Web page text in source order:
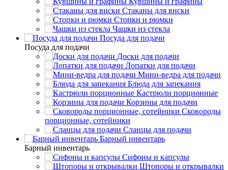
Стаканы для виски
Стопки и рюмки
Чашки из стекла
Посуда для подачи
Посуда для подачи
Доски для подачи
Лопатки для подачи
Мини-ведра для подачи
Блюда для запекания
Кастрюли порционные
Корзины для подачи
Сковороды
порционные, сотейники
Сланцы для подачи
Барный инвентарь
Барный инвентарь
Сифоны и капсулы
Штопоры и открывалки